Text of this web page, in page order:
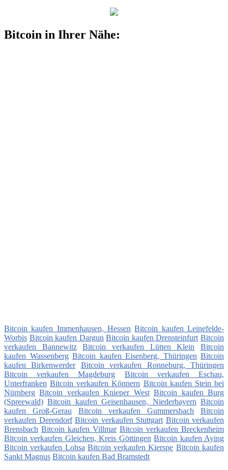
Bitcoin in Ihrer Nähe:
Bitcoin kaufen Immenhausen, Hessen Bitcoin kaufen Leinefelde-
Worbis Bitcoin kaufen Dargun Bitcoin kaufen Drensteinfurt Bitcoin
verkaufen Bannewitz
Bitcoin verkaufen Lütten Klein
Bitcoin
kaufen Wassenberg Bitcoin kaufen Eisenberg, Thüringen Bitcoin
kaufen Birkenwerder
Bitcoin verkaufen Ronneburg, Thüringen
Bitcoin verkaufen Magdeburg
Bitcoin verkaufen Eschau,
Unterfranken Bitcoin verkaufen Könnern Bitcoin kaufen Stein bei
Nürnberg Bitcoin verkaufen Knieper West Bitcoin kaufen Burg
(Spreewald) Bitcoin kaufen Geisenhausen, Niederbayern Bitcoin
kaufen Groß-Gerau
Bitcoin verkaufen Gummersbach
Bitcoin
verkaufen Derendorf Bitcoin verkaufen Stuttgart Bitcoin verkaufen
Brensbach Bitcoin kaufen Villmar Bitcoin verkaufen Breckenheim
Bitcoin verkaufen Gleichen, Kreis Göttingen Bitcoin kaufen Aying
Bitcoin verkaufen Lohsa Bitcoin verkaufen Kierspe Bitcoin kaufen
Sankt Magnus Bitcoin kaufen Bad Bramstedt